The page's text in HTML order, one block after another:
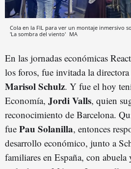
Cola en la FIL para ver un montaje inmersivo
'La sombra del viento' MA
En las jornadas económicas
los foros, fue invitada la
Marisol Schulz. Y fue el hoy
Economía, Jordi Valls, quien
reconocimiento de Barcelona.
fue Pau Solanilla, entonces
desarrollo económico, junto a
familiares en España, con